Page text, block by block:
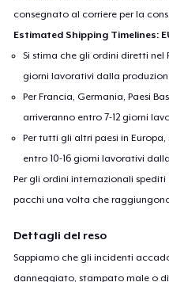
consegnato al corriere per la
Estimated Shipping Timelines:
Si stima che gli ordini diretti nel
giorni lavorativi dalla
Per Francia, Germania, Paesi
arriveranno entro 7-12 giorni
Per tutti gli altri paesi in
entro 10-16 giorni lavorativi
Per gli ordini internazionali
pacchi una volta che
Dettagli del reso
Sappiamo che gli incidenti
danneggiato, stampato male o